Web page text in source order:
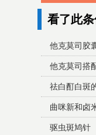
看了此
他克莫司胶
他克莫司搭
祛白酊白斑
曲咪新和卤
驱虫斑鸠针